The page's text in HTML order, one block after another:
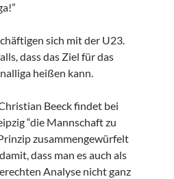
sich mit der U23.
dass das Ziel für das
heißen kann.
Beeck findet bei
“die Mannschaft zu
zusammengewürfelt
dass man es auch als
Analyse nicht ganz